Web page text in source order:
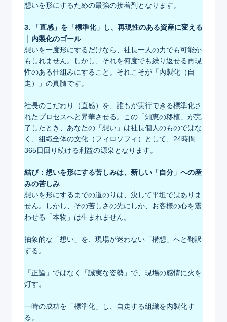
想いを形にするための最強の接着剤となります。
3. 「直感」を「標準化」し、再現性のある資産に変える
｜内製化のゴール
想いを一度形にするだけなら、社長一人の力でも可能か
もしれません。しかし、それを何度でも繰り返せる再現
性のある仕組みにすること。それこそが「内製化（自
走）」の真髄です。
社長のこだわり（直感）を、誰もが実行できる標準化さ
れたプロセスへと昇華させる。この「知恵の移植」が完
了したとき、あなたの「想い」は社長個人のものではな
く、組織全体の文化（フィロソフィ）として、24時間
365日回り続ける利益の源泉となります。
結び：想いを形にする苦しみは、新しい「自分」への産
みの苦しみ
想いを形にするまでの道のりは、決して平坦ではありま
せん。しかし、その苦しさの先にしか、お客様の心を震
わせる「本物」は生まれません。
抽象的な「想い」を、現場が迷わない「構想」へと翻訳
する。
「正論」ではなく「誠実な姿勢」で、現場の感情に火を
灯す。
一時の成功を「標準化」し、自走する組織を内製化す
る。